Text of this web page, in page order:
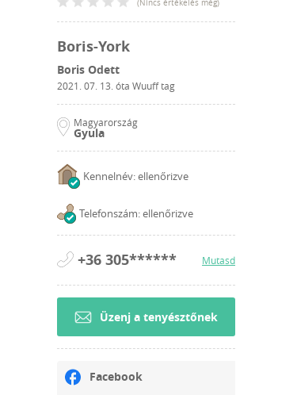
(Nincs értékelés még)
Boris-York
Boris Odett
2021. 07. 13. óta Wuuff tag
Magyarország
Gyula
Kennelnév: ellenőrizve
Telefonszám: ellenőrizve
+36 305****** Mutasd
Üzenj a tenyésztőnek
Facebook